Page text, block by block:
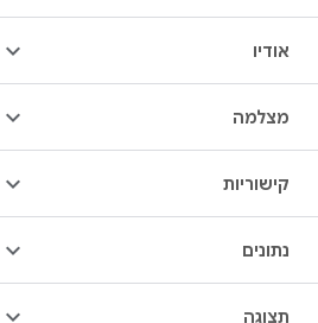
אודיו
מצלמה
קישוריות
נתונים
תצוגה